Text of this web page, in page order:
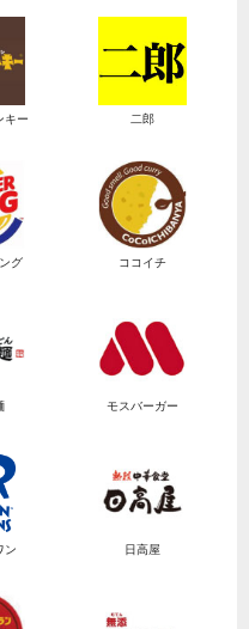
キー 二郎
グ ココイチ
モスバーガー
ン 日高屋